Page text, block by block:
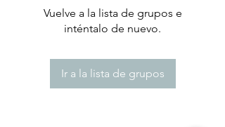
Vuelve a la lista de grupos e
inténtalo de nuevo.
Ir a la lista de grupos